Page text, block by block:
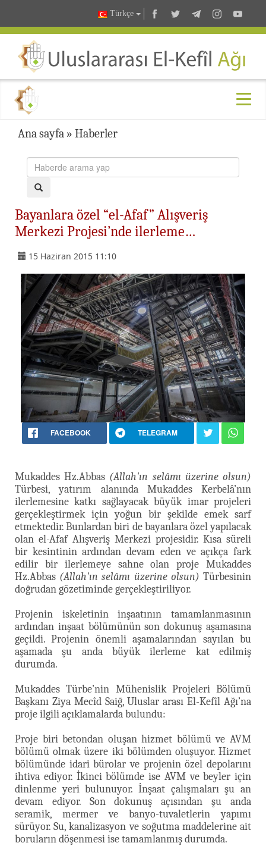
Türkçe
Ana sayfa » Haberler
Bayanlara özel “el-Afaf” Alışveriş
Merkezi Projesi’nde ilerleme…
15 Haziran 2015 11:10
FACEBOOK TELEGRAM
Mukaddes Hz.Abbas (Allah'ın selâmı üzerine olsun)
Türbesi, yatırım alanında Mukaddes Kerbelâ’nın
ilerlemesine katkı sağlayacak büyük imar projeleri
gerçekleştirmek için yoğun bir şekilde emek sarf
etmektedir. Bunlardan biri de bayanlara özel yapılacak
olan el-Afaf Alışveriş Merkezi projesidir. Kısa süreli
bir kesintinin ardından devam eden ve açıkça fark
edilir bir ilerlemeye sahne olan proje Mukaddes
Hz.Abbas (Allah'ın selâmı üzerine olsun) Türbesinin
doğrudan gözetiminde gerçekleştiriliyor.
Projenin iskeletinin inşaatının tamamlanmasının
ardından inşaat bölümünün son dokunuş aşamasına
geçildi. Projenin önemli aşamalarından sayılan bu
aşamada şu anda büyük ilerleme kat edilmiş
durumda.
Mukaddes Türbe’nin Mühenislik Projeleri Bölümü
Başkanı Ziya Mecîd Saiğ, Uluslar arası El-Kefîl Ağı’na
proje ilgili açıklamalarda bulundu:
Proje biri betondan oluşan hizmet bölümü ve AVM
bölümü olmak üzere iki bölümden oluşuyor. Hizmet
bölümünde idari bürolar ve projenin özel depolarını
ihtiva ediyor. İkinci bölümde ise AVM ve beyler için
dinlenme yeri bulunuyor. İnşaat çalışmaları şu an
devam ediyor. Son dokunuş açısından şu anda
seramik, mermer ve banyo-tuvaletlerin yapımı
sürüyor. Su, kanalizasyon ve soğutma maddelerine ait
boruların döşenmesi ise tamamlanmış durumda.